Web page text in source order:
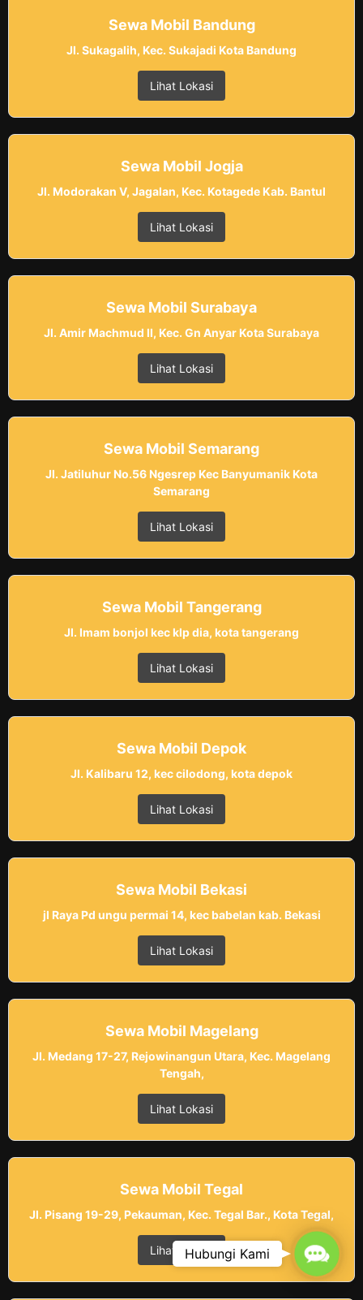
Sewa Mobil Bandung
Jl. Sukagalih, Kec. Sukajadi Kota Bandung
Lihat Lokasi
Sewa Mobil Jogja
Jl. Modorakan V, Jagalan, Kec. Kotagede Kab. Bantul
Lihat Lokasi
Sewa Mobil Surabaya
Jl. Amir Machmud II, Kec. Gn Anyar Kota Surabaya
Lihat Lokasi
Sewa Mobil Semarang
Jl. Jatiluhur No.56 Ngesrep Kec Banyumanik Kota
Semarang
Lihat Lokasi
Sewa Mobil Tangerang
Jl. Imam bonjol kec klp dia, kota tangerang
Lihat Lokasi
Sewa Mobil Depok
Jl. Kalibaru 12, kec cilodong, kota depok
Lihat Lokasi
Sewa Mobil Bekasi
jl Raya Pd ungu permai 14, kec babelan kab. Bekasi
Lihat Lokasi
Sewa Mobil Magelang
Jl. Medang 17-27, Rejowinangun Utara, Kec. Magelang
Tengah,
Lihat Lokasi
Sewa Mobil Tegal
Jl. Pisang 19-29, Pekauman, Kec. Tegal Bar., Kota Tegal,
Lihat LokasiHubungi Kami